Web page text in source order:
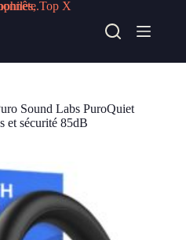
l’offre chez Amazon
Sound Labs PuroQuiet
et sécurité 85dB